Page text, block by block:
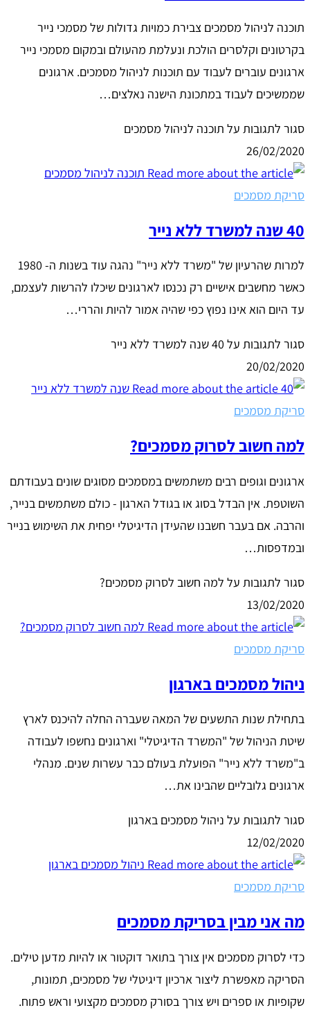
תוכנה לניהול מסמכים צבירת כמויות גדולות של מסמכי נייר
בקרטונים וקלסרים הולכת ונעלמת מהעולם ובמקום מסמכי נייר
ארגונים עוברים לעבוד עם תוכנות לניהול מסמכים. ארגונים
שממשיכים לעבוד במתכונת הישנה נאלצים…
סגור לתגובות על תוכנה לניהול מסמכים
26/02/2020
סריקת מסמכים
40 שנה למשרד ללא נייר
למרות שהרעיון של "משרד ללא נייר" נהגה עוד בשנות ה- 1980
כאשר מחשבים אישיים רק נכנסו לארגונים שיכלו להרשות לעצמם,
עד היום הוא אינו נפוץ כפי שהיה אמור להיות והררי…
סגור לתגובות על 40 שנה למשרד ללא נייר
20/02/2020
סריקת מסמכים
למה חשוב לסרוק מסמכים?
ארגונים וגופים רבים משתמשים במסמכים מסוגים שונים בעבודתם
השוטפת. אין הבדל בסוג או בגודל הארגון - כולם משתמשים בנייר,
והרבה. אם בעבר חשבנו שהעידן הדיגיטלי יפחית את השימוש בנייר
ובמדפסות…
סגור לתגובות על למה חשוב לסרוק מסמכים?
13/02/2020
סריקת מסמכים
ניהול מסמכים בארגון
בתחילת שנות התשעים של המאה שעברה החלה להיכנס לארץ
שיטת הניהול של "המשרד הדיגיטלי" וארגונים נחשפו לעבודה
ב"משרד ללא נייר" הפועלת בעולם כבר עשרות שנים. מנהלי
ארגונים גלובליים שהבינו את…
סגור לתגובות על ניהול מסמכים בארגון
12/02/2020
סריקת מסמכים
מה אני מבין בסריקת מסמכים
כדי לסרוק מסמכים אין צורך בתואר דוקטור או להיות מדען טילים.
הסריקה מאפשרת ליצור ארכיון דיגיטלי של מסמכים, תמונות,
שקופיות או ספרים ויש צורך בסורק מסמכים מקצועי וראש פתוח.